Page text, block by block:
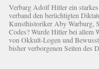
Verbarg Adolf Hitler ein
verband den berüchtigten
Kunsthistoriker Aby Warburg,
Codes? Wurde Hitler bei allem
von Okkult-Logen und
bisher verborgenen Seiten des